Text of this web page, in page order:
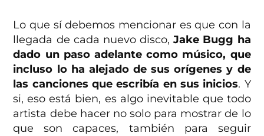
Lo que sí debemos mencionar es que con la
llegada de cada nuevo disco,Jake Bugg ha
dado un paso adelante como músico, que
incluso lo ha alejado de sus orígenes y de
las canciones que escribía en sus inicios. Y
si, eso está bien, es algo inevitable que todo
artista debe hacer no solo para mostrar de lo
que son capaces, también para seguir